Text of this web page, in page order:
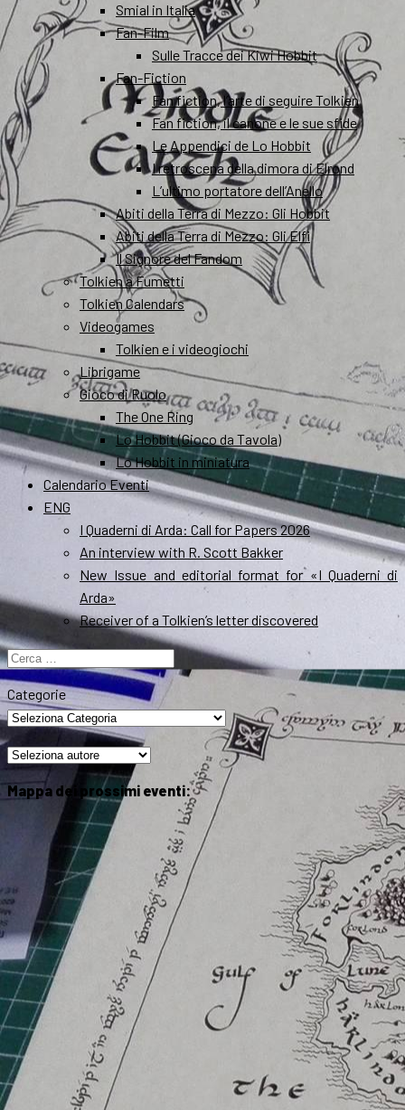
Smial in Italia
Fan-Film
Sulle Tracce dei Kiwi Hobbit
Fan-Fiction
Fan fiction, l’arte di seguire Tolkien
Fan fiction, il canone e le sue sfide
Le Appendici de Lo Hobbit
I retroscena della dimora di Elrond
L’ultimo portatore dell’Anello
Abiti della Terra di Mezzo: Gli Hobbit
Abiti della Terra di Mezzo: Gli Elfi
Il Signore del Fandom
Tolkien a Fumetti
Tolkien Calendars
Videogames
Tolkien e i videogiochi
Librigame
Gioco di Ruolo
The One Ring
Lo Hobbit (Gioco da Tavola)
Lo Hobbit in miniatura
Calendario Eventi
ENG
I Quaderni di Arda: Call for Papers 2026
An interview with R. Scott Bakker
New Issue and editorial format for «I Quaderni di
Arda»
Receiver of a Tolkien’s letter discovered
Ricerca
per:
Categorie
Mappa dei prossimi eventi: